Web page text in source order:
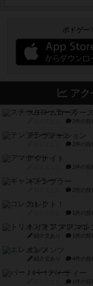
ボドゲー
アク
スチームローラーズ
2件の投
テンプテーション
2件の投
アマナイト
1件の投
ギャンブラー
2件の投
コレクト！
1件の投
トリオンフ ア マレ
紹介文あり 1件の投
エレメンツ
紹介文あり 4件の投
バー！パーティー
1件の投